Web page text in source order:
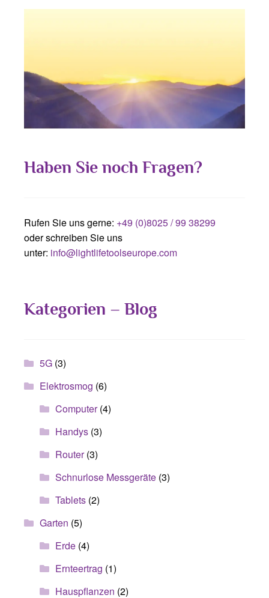
Haben Sie noch Fragen?
Rufen Sie uns gerne: +49 (0)8025 / 99 38299
oder schreiben Sie uns
unter: info@lightlifetoolseurope.com
Kategorien – Blog
5G(3)
Elektrosmog (6)
Computer(4)
Handys(3)
Router(3)
Schnurlose Messgeräte(3)
Tablets(2)
Garten (5)
Erde(4)
Ernteertrag (1)
Hauspflanzen (2)